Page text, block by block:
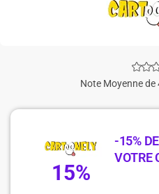
Note Moyenne
15%
-15%
VOTRE